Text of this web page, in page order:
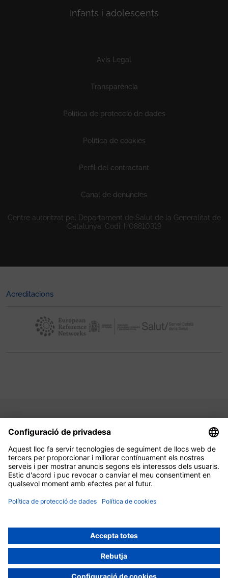
Infants i adolescents
Avís Legal
Transparència
Política de protecció de dades
Política de cookies
Perfil del contractant
Canal de denúncies
Centre autoritzat pel Departament de Salut de la Generalitat de
Catalunya. Codi: H08810319
Acreditacions